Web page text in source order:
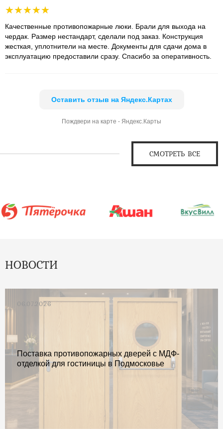
Качественные противопожарные люки. Брали для выхода на
чердак. Размер нестандарт, сделали под заказ. Конструкция
жесткая, уплотнители на месте. Документы для сдачи дома в
эксплуатацию предоставили сразу. Спасибо за оперативность.
Оставить отзыв на Яндекс.Картах
Пождвери на карте - Яндекс.Карты
СМОТРЕТЬ ВСЕ
НОВОСТИ
06.07.2026
Поставка противопожарных дверей с МДФ-
отделкой для гостиницы в Подмосковье